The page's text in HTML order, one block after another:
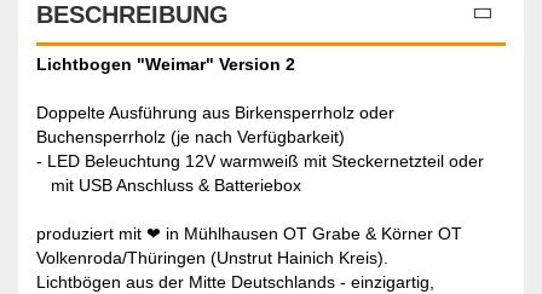
BESCHREIBUNG
Lichtbogen "Weimar" Version 2
Doppelte Ausführung aus Birkensperrholz oder
Buchensperrholz (je nach Verfügbarkeit)
- LED Beleuchtung 12V warmweiß mit Steckernetzteil oder
mit USB Anschluss & Batteriebox
produziert mit ❤ in Mühlhausen OT Grabe & Körner OT
Volkenroda/Thüringen (Unstrut Hainich Kreis).
Lichtbögen aus der Mitte Deutschlands - einzigartig,